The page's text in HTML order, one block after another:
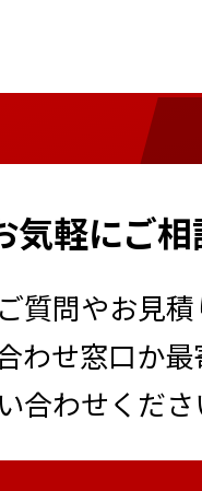
気軽にご
質問やお見
わせ窓口か
合わせくだ